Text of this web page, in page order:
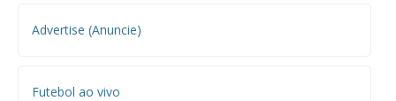
Advertise (Anuncie)
Futebol ao vivo